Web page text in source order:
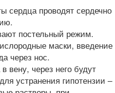
сердца проводят сердечно
постельный режим.
маски, введение
через нос.
вену, через него будут
устранения гипотензии –